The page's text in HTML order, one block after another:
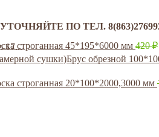
ПО ТЕЛ. 8(863)2769928
17...строганная 45*195*6000 мм 420₽
Брус обрезной
строганная 20*100*2000,3000 мм